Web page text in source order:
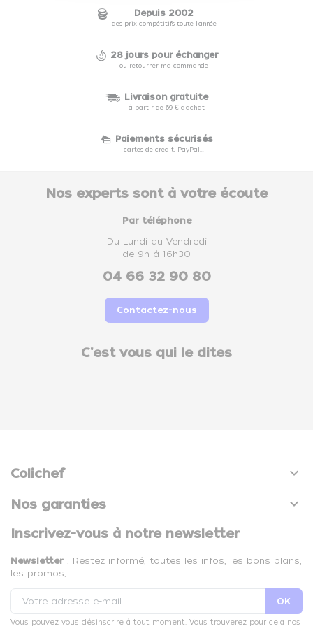
Depuis 2002
des prix compétitifs toute l'année
28 jours pour échanger
ou retourner ma commande
Livraison gratuite
à partir de 69 € d'achat
Paiements sécurisés
cartes de crédit, PayPal...
Nos experts sont à votre écoute
Par téléphone
Du Lundi au Vendredi
de 9h à 16h30
04 66 32 90 80
Contactez-nous
C'est vous qui le dites
Colichef 
Nos garanties 
Inscrivez-vous à notre newsletter
Newsletter : Restez informé, toutes les infos, les bons plans,
les promos, …
Vous pouvez vous désinscrire à tout moment. Vous trouverez pour cela nos